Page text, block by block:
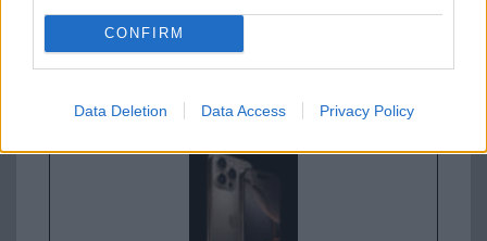
CONFIRM
Data Deletion Data Access Privacy Policy
295.000 Ft (új)
Apple iPhone 16 Pro